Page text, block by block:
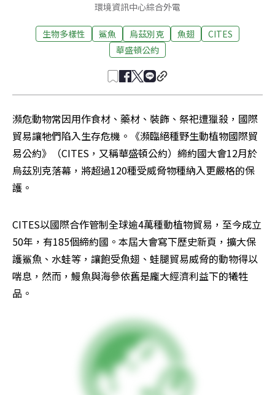
環境資訊中心綜合外電
生物多樣性 鯊魚 烏茲別克 魚翅
CITES
華盛頓公約
瀕危動物常因用作食材、藥材、裝飾、祭祀遭獵殺，國際
貿易讓牠們陷入生存危機。《瀕臨絕種野生動植物國際貿
易公約》（CITES，又稱華盛頓公約）締約國大會12月於
烏茲別克落幕，將超過120種受威脅物種納入更嚴格的保
護。
CITES以國際合作管制全球逾4萬種動植物貿易，至今成立
50年，有185個締約國。本屆大會寫下歷史新頁，擴大保
護鯊魚、水蛙等，讓飽受魚翅、蛙腿貿易威脅的動物得以
喘息，然而，鰻魚與海參依舊是龐大經濟利益下的犧牲
品。